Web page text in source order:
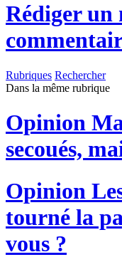
Rédiger un
Rubriques Rechercher
Dans la même rubrique
Opinion
secoués,
Opinion
tourné la
vous ?